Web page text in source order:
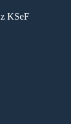
KSeF